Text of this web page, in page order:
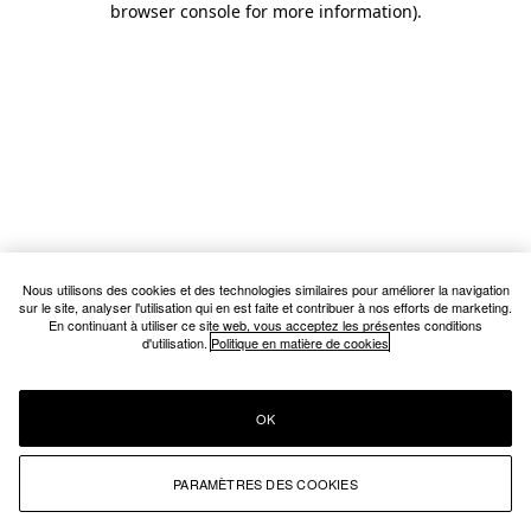
browser console for more information).
Nous utilisons des cookies et des technologies similaires pour améliorer la navigation
sur le site, analyser l'utilisation qui en est faite et contribuer à nos efforts de marketing.
En continuant à utiliser ce site web, vous acceptez les présentes conditions
d'utilisation. Politique en matière de cookies
PARAMÈTRES DES COOKIES
OK